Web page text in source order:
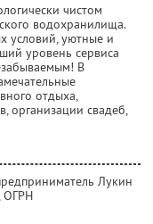
чистом
водохранилища.
условий, уютные и
уровень сервиса
В
отдыха,
организации свадеб,
Лукин
ОГРН